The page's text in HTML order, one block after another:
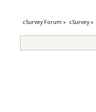
cSurvey Forum » cSurvey»